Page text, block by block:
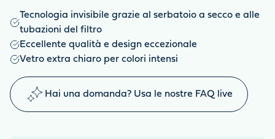
Tecnologia invisibile grazie al serbatoio a secco e alle
tubazioni del filtro
Eccellente qualità e design eccezionale
Vetro extra chiaro per colori intensi
Hai una domanda? Usa le nostre FAQ live